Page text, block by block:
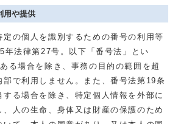
用や提供
の個人を識別するための番号の利用等
年法律第27号。以下「番号法」とい
る場合を除き、事務の目的の範囲を超
部で利用しません。また、番号法第19条
る場合を除き、特定個人情報を外部に
人の生命、身体又は財産の保護のため